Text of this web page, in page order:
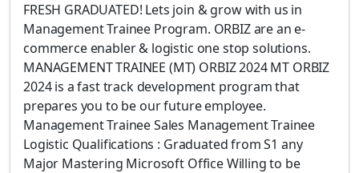
FRESH GRADUATED! Lets join & grow with us in
Management Trainee Program. ORBIZ are an e-
commerce enabler & logistic one stop solutions.
MANAGEMENT TRAINEE (MT) ORBIZ 2024 MT ORBIZ
2024 is a fast track development program that
prepares you to be our future employee.
Management Trainee Sales Management Trainee
Logistic Qualifications : Graduated from S1 any
Major Mastering Microsoft Office Willing to be